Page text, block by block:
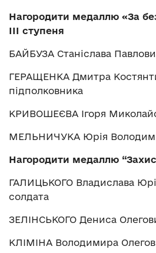
Нагородити медаллю «За
ІІІ ступеня
БАЙБУЗА Станіслава
ГЕРАЩЕНКА Дмитра
підполковника
КРИВОШЕЄВА Ігоря
МЕЛЬНИЧУКА Юрія
Нагородити медаллю
ГАЛИЦЬКОГО Владислава
солдата
ЗЕЛІНСЬКОГО Дениса
КЛІМІНА Володимира